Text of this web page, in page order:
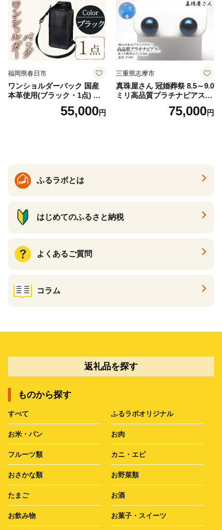
福岡県春日市
ワンショルダーバック 国産
本革使用(ブラック・1点) 鞄
バック バッグ カバン レザー
国産 日本製 牛革 黒 革 革製
55,000円
三重県志摩市
真珠屋さん 冠婚葬祭 8.5～9.0
ミリ高品質プラチナピアス P
t900 志摩産アコヤ真珠 ブラ
ックパール 黒真珠75,000円
ふるラボとは
はじめてのふるさと納税
よくあるご質問
コラム
返礼品を探す
ものから探す
すべて ふるラボオリジナル
お米・パン お肉
フルーツ類 カニ・エビ
おさかな類 お野菜類
たまご お酒
お飲み物 お菓子・スイーツ